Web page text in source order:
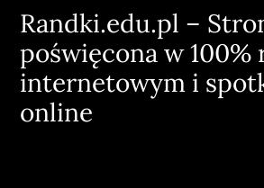
Skip
content
Randki.edu.pl –
poświęcona w 100%
internetowym i
online